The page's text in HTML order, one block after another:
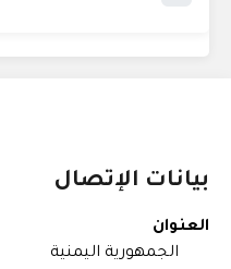
بيانات الإتصال
العنوان
الجمهورية اليمنية